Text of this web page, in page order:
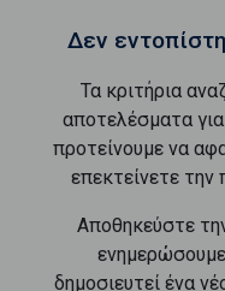
Δεν
Τα κριτήρια
αποτελέσματα
προτείνουμε να
επεκτείνετε την
Αποθηκεύστε
δημοσιευτεί ένα